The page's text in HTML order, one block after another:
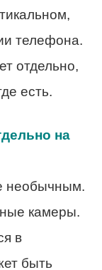
телефона.
отдельно,
есть.
на
необычным.
камеры.
в
быть